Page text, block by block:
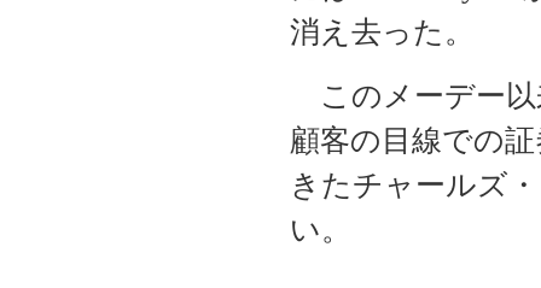
消え去った。
このメーデー以
顧客の目線での
きたチャールズ
い。